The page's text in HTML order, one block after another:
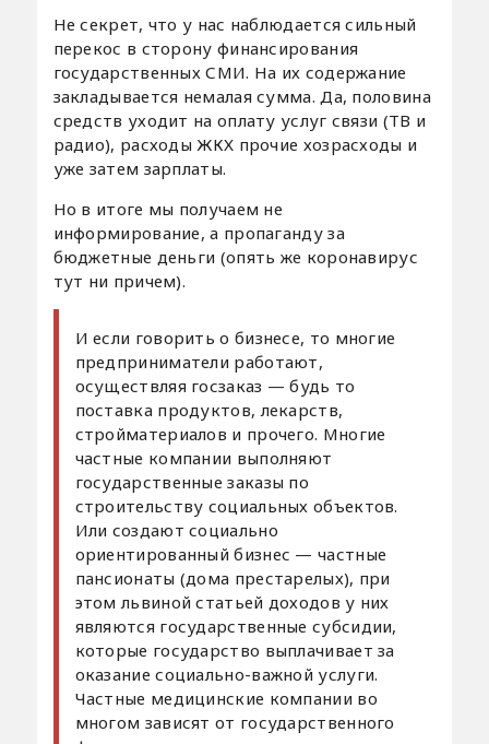
Не секрет, что у нас наблюдается сильный
перекос в сторону финансирования
государственных СМИ. На их содержание
закладывается немалая сумма. Да, половина
средств уходит на оплату услуг связи (ТВ и
радио), расходы ЖКХ прочие хозрасходы и
уже затем зарплаты.
Но в итоге мы получаем не
информирование, а пропаганду за
бюджетные деньги (опять же коронавирус
тут ни причем).
И если говорить о бизнесе, то многие
предприниматели работают,
осуществляя госзаказ — будь то
поставка продуктов, лекарств,
стройматериалов и прочего. Многие
частные компании выполняют
государственные заказы по
строительству социальных объектов.
Или создают социально
ориентированный бизнес — частные
пансионаты (дома престарелых), при
этом львиной статьей доходов у них
являются государственные субсидии,
которые государство выплачивает за
оказание социально-важной услуги.
Частные медицинские компании во
многом зависят от государственного